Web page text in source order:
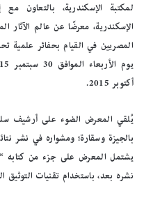
لمكتبة الإسكندرية، بالتعاون مع
الإسكندرية، معرضًا عن عالم
المصريين في القيام بحفائر علمية
أكتوبر 2015.
يُلقي المعرض الضوء على أرشيف
يشتمل المعرض على جزء من كتابه
نشره بعد، باستخدام تقنيات التوثيق